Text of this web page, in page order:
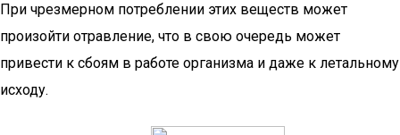
При чрезмерном потреблении этих веществ может
произойти отравление, что в свою очередь может
привести к сбоям в работе организма и даже к летальному
исходу.